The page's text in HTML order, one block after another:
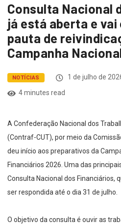
Consulta Nacional
já está aberta e
pauta de
Campanha
NOTÍCIAS 1 de julho de
4 minutes read
A Confederação Nacional dos
(Contraf-CUT), por meio da
deu início aos preparativos da
Financiários 2026. Uma das
Consulta Nacional dos Financiários,
ser respondida até o dia 31 de julho.
O objetivo da consulta é ouvir as